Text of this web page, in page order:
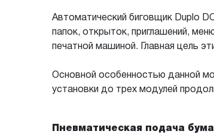
Автоматический биговщик Duplo
папок, открыток, приглашений,
печатной машиной. Главная цель
Основной особенностью данной
установки до трех модулей
Пневматическая подача